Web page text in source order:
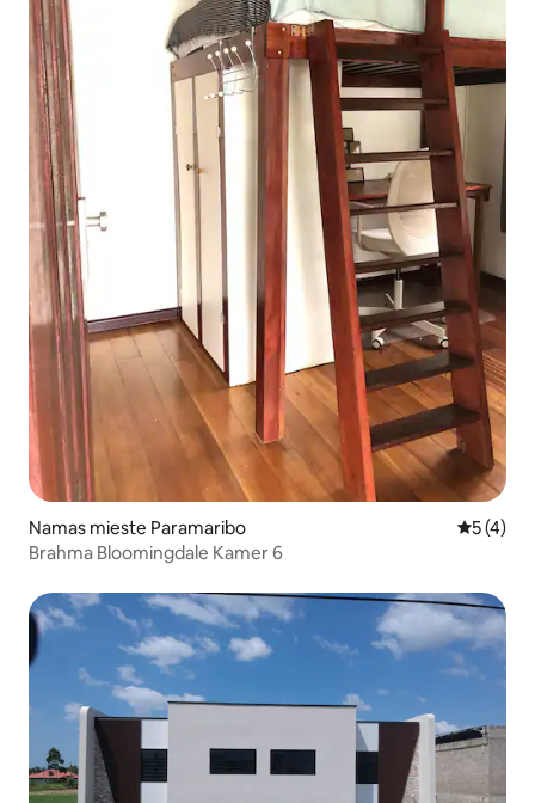
Namas mieste Paramaribo Vidutinis
5 (4)
Brahma Bloomingdale Kamer 6